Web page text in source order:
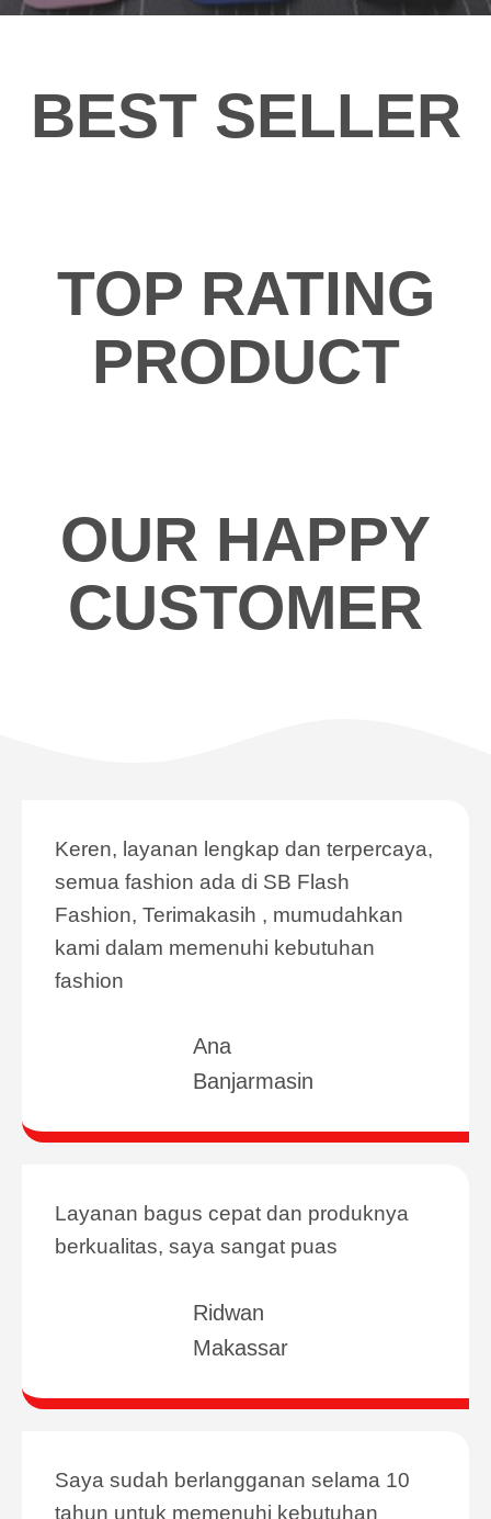
BEST SELLER
TOP RATING
PRODUCT
OUR HAPPY
CUSTOMER
Keren, layanan lengkap dan terpercaya,
semua fashion ada di SB Flash
Fashion, Terimakasih , mumudahkan
kami dalam memenuhi kebutuhan
fashion
Ana
Banjarmasin
Layanan bagus cepat dan produknya
berkualitas, saya sangat puas
Ridwan
Makassar
Saya sudah berlangganan selama 10
tahun untuk memenuhi kebutuhan